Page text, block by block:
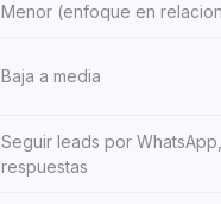
Menor (enfoque en
Baja a media
Seguir leads por
respuestas